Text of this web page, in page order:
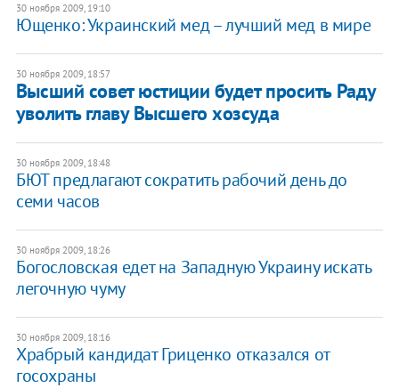
30 ноября 2009, 19:10
Ющенко: Украинский мед – лучший мед в мире
30 ноября 2009, 18:57
Высший совет юстиции будет просить Раду
уволить главу Высшего хозсуда
30 ноября 2009, 18:48
БЮТ предлагают сократить рабочий день до
семи часов
30 ноября 2009, 18:26
Богословская едет на Западную Украину искать
легочную чуму
30 ноября 2009, 18:16
Храбрый кандидат Гриценко отказался от
госохраны